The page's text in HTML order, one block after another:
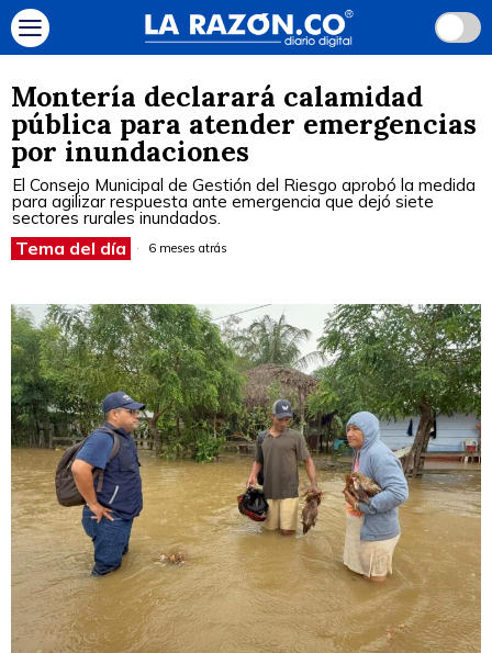
Montería declarará calamidad
pública para atender emergencias
por inundaciones
El Consejo Municipal de Gestión del Riesgo aprobó la medida
para agilizar respuesta ante emergencia que dejó siete
sectores rurales inundados.
Tema del día 6 meses atrás